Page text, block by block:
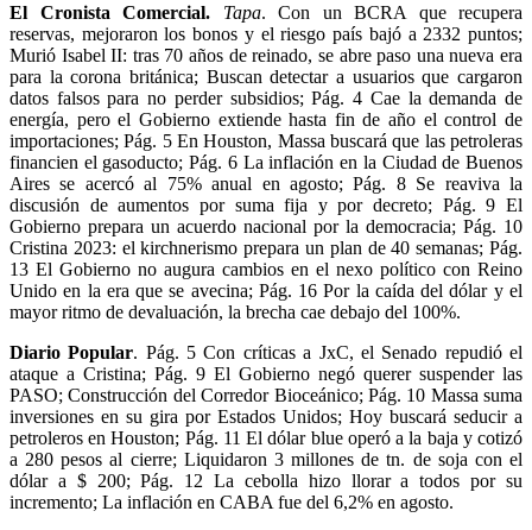
El Cronista Comercial. Tapa. Con un BCRA que recupera
reservas, mejoraron los bonos y el riesgo país bajó a 2332 puntos;
Murió Isabel II: tras 70 años de reinado, se abre paso una nueva era
para la corona británica; Buscan detectar a usuarios que cargaron
datos falsos para no perder subsidios; Pág. 4 Cae la demanda de
energía, pero el Gobierno extiende hasta fin de año el control de
importaciones; Pág. 5 En Houston, Massa buscará que las petroleras
financien el gasoducto; Pág. 6 La inflación en la Ciudad de Buenos
Aires se acercó al 75% anual en agosto; Pág. 8 Se reaviva la
discusión de aumentos por suma fija y por decreto; Pág. 9 El
Gobierno prepara un acuerdo nacional por la democracia; Pág. 10
Cristina 2023: el kirchnerismo prepara un plan de 40 semanas; Pág.
13 El Gobierno no augura cambios en el nexo político con Reino
Unido en la era que se avecina; Pág. 16 Por la caída del dólar y el
mayor ritmo de devaluación, la brecha cae debajo del 100%.
Diario Popular. Pág. 5 Con críticas a JxC, el Senado repudió el
ataque a Cristina; Pág. 9 El Gobierno negó querer suspender las
PASO; Construcción del Corredor Bioceánico; Pág. 10 Massa suma
inversiones en su gira por Estados Unidos; Hoy buscará seducir a
petroleros en Houston; Pág. 11 El dólar blue operó a la baja y cotizó
a 280 pesos al cierre; Liquidaron 3 millones de tn. de soja con el
dólar a $ 200; Pág. 12 La cebolla hizo llorar a todos por su
incremento; La inflación en CABA fue del 6,2% en agosto.